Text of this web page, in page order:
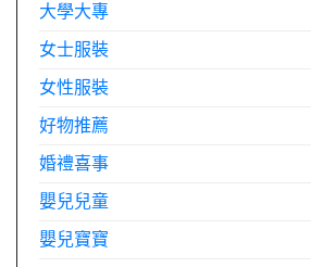
大學大專
女士服裝
女性服裝
好物推薦
婚禮喜事
嬰兒兒童
嬰兒寶寶